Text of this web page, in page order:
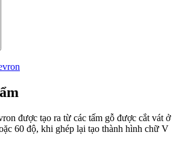
được tạo ra từ các tấm gỗ được cắt vát ở
60 độ, khi ghép lại tạo thành hình chữ V